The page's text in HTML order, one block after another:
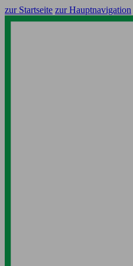
zur Startseite zur Hauptnavigation